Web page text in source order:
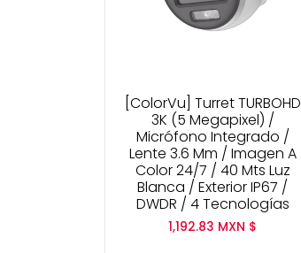
[ColorVu] Turret TURBOHD
3K (5 Megapixel) /
Micrófono Integrado /
Lente 3.6 Mm / Imagen A
Color 24/7 / 40 Mts Luz
Blanca / Exterior IP67 /
DWDR / 4 Tecnologías
1,192.83 MXN $